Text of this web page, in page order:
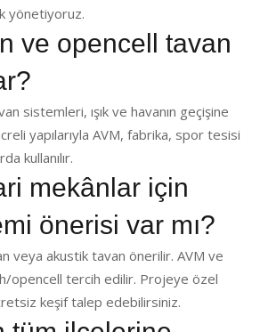
yönetiyoruz.
ve opencell tavan
sistemleri, ışık ve havanın geçişine
yapılarıyla AVM, fabrika, spor tesisi
kullanılır.
mekânlar için
önerisi var mı?
veya akustik tavan önerilir. AVM ve
opencell tercih edilir. Projeye özel
keşif talep edebilirsiniz.